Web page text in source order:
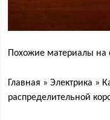
Похожие материалы на
Главная » Электрика »
распределительной